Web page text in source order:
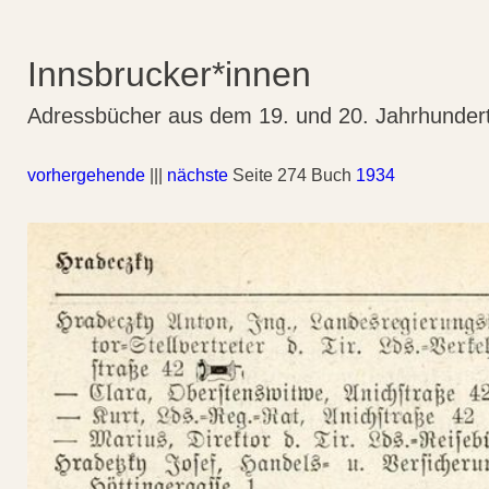
Innsbrucker*innen
Adressbücher aus dem 19. und 20.
vorhergehende nächste Seite 274 Buch 1934